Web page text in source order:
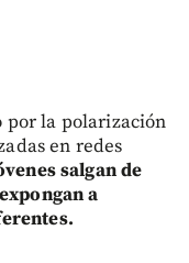
por la polarización
en redes
salgan de
a